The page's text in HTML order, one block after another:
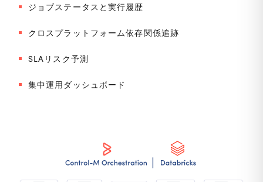
ジョブステータスと実行履歴
クロスプラットフォーム依存関係追跡
SLAリスク予測
集中運用ダッシュボード